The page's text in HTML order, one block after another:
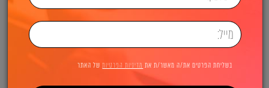
בשליחת הפרטים את/ה מאשר/ת את מדיניות הפרטיותשל האתר